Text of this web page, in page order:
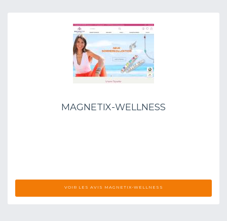
MAGNETIX-WELLNESS
VOIR LES AVIS MAGNETIX-WELLNESS